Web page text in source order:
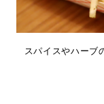
スパイスやハーブ